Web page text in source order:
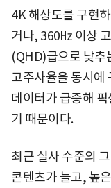
4K 해상도를 구현
거나, 360㎐ 이상
(QHD)급으로 낮추
고주사율을 동시에
데이터가 급증해
기 때문이다.
최근 실사 수준의
콘텐츠가 늘고, 높